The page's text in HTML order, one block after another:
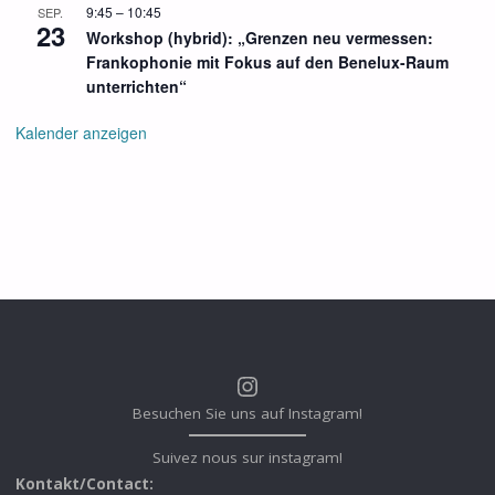
SEP.
23
9:45 – 10:45
Workshop (hybrid): „Grenzen neu vermessen:
Frankophonie mit Fokus auf den Benelux-Raum
unterrichten“
Kalender anzeigen
Instagram
Besuchen Sie uns auf Instagram!
Suivez nous sur instagram!
Kontakt/Contact: